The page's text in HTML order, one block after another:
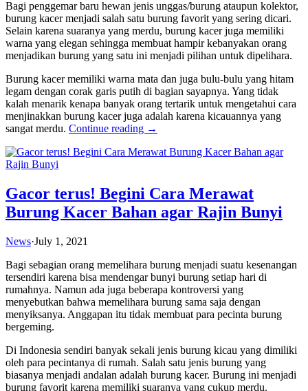
Bagi penggemar baru hewan jenis unggas/burung ataupun kolektor,
burung kacer menjadi salah satu burung favorit yang sering dicari.
Selain karena suaranya yang merdu, burung kacer juga memiliki
warna yang elegan sehingga membuat hampir kebanyakan orang
menjadikan burung yang satu ini menjadi pilihan untuk dipelihara.
Burung kacer memiliki warna mata dan juga bulu-bulu yang hitam
legam dengan corak garis putih di bagian sayapnya. Yang tidak
kalah menarik kenapa banyak orang tertarik untuk mengetahui cara
menjinakkan burung kacer juga adalah karena kicauannya yang
sangat merdu. Continue reading →
Gacor terus! Begini Cara Merawat
Burung Kacer Bahan agar Rajin Bunyi
News·July 1, 2021
Bagi sebagian orang memelihara burung menjadi suatu kesenangan
tersendiri karena bisa mendengar bunyi burung setiap hari di
rumahnya. Namun ada juga beberapa kontroversi yang
menyebutkan bahwa memelihara burung sama saja dengan
menyiksanya. Anggapan itu tidak membuat para pecinta burung
bergeming.
Di Indonesia sendiri banyak sekali jenis burung kicau yang dimiliki
oleh para pecintanya di rumah. Salah satu jenis burung yang
biasanya menjadi andalan adalah burung kacer. Burung ini menjadi
burung favorit karena memiliki suaranya yang cukup merdu.